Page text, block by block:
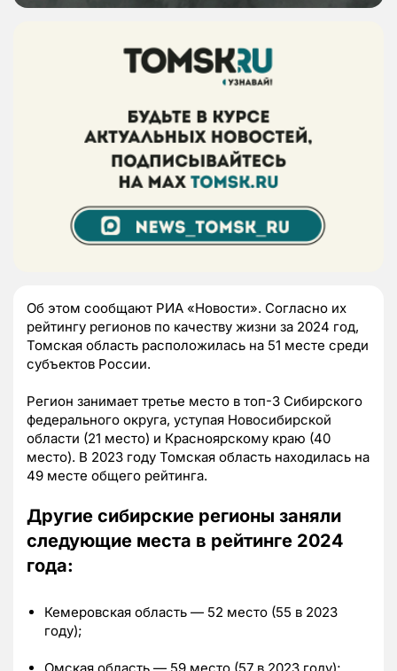
Об этом сообщают РИА «Новости». Согласно их
рейтингу регионов по качеству жизни за 2024 год,
Томская область расположилась на 51 месте среди
субъектов России.
Регион занимает третье место в топ-3 Сибирского
федерального округа, уступая Новосибирской
области (21 место) и Красноярскому краю (40
место). В 2023 году Томская область находилась на
49 месте общего рейтинга.
Другие сибирские регионы заняли
следующие места в рейтинге 2024
года:
Кемеровская область — 52 место (55 в 2023
году);
Омская область — 59 место (57 в 2023 году);